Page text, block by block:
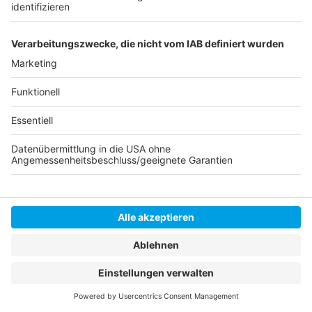
Leihen. Das geht sowohl in den verschiedenen
Bibliotheken hier in Düsseldorf
Freunden oder der Familie. Wer sich gebrauchte
Bücher kaufen möchte, hat bei uns in Düsseldorf viele
Möglichkeiten: Zum Beispiel auf der Büchermeile. Am
(10. und 11. Mai 2025). Das ganze Jahr über können wir
auch den Bücherschränken in unserer Stadt einen
die wir uns im Tausch gegen eigene gelesene Bücher
mitnehmen können. Bücherschränke gibt es in vielen
Volmerswerth und Düsseltal.